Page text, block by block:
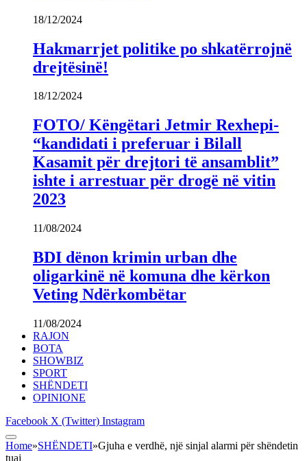
18/12/2024
Hakmarrjet politike po shkatërrojnë
drejtësinë!
18/12/2024
FOTO/ Këngëtari Jetmir Rexhepi-
“kandidati i preferuar i Bilall
Kasamit për drejtori të ansamblit”
ishte i arrestuar për drogë në vitin
2023
11/08/2024
BDI dënon krimin urban dhe
oligarkinë në komuna dhe kërkon
Veting Ndërkombëtar
11/08/2024
RAJON
BOTA
SHOWBIZ
SPORT
SHËNDETI
OPINIONE
Facebook X (Twitter) Instagram
Home»SHËNDETI»Gjuha e verdhë, një sinjal alarmi për shëndetin
tuaj